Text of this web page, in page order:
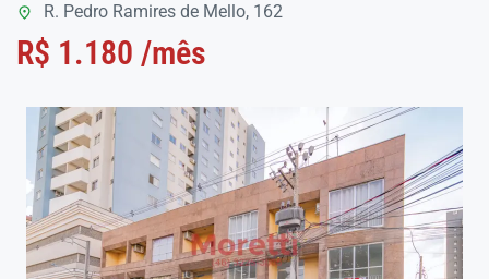
R. Pedro Ramires de Mello, 162
R$ 1.180 /mês